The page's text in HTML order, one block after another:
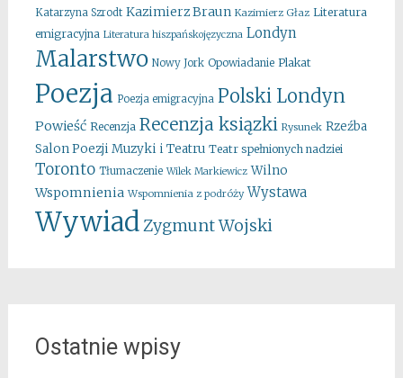
Katarzyna Szrodt Kazimierz Braun Kazimierz Głaz Literatura
emigracyjna Literatura hiszpańskojęzyczna Londyn
Malarstwo Nowy Jork Opowiadanie Plakat
Poezja Poezja emigracyjna Polski Londyn
Powieść Recenzja Recenzja ksiązki Rysunek Rzeźba
Salon Poezji Muzyki i Teatru Teatr spełnionych nadziei
Toronto Tłumaczenie Wilek Markiewicz Wilno
Wspomnienia Wspomnienia z podróży Wystawa
WywiadZygmunt Wojski
Ostatnie wpisy